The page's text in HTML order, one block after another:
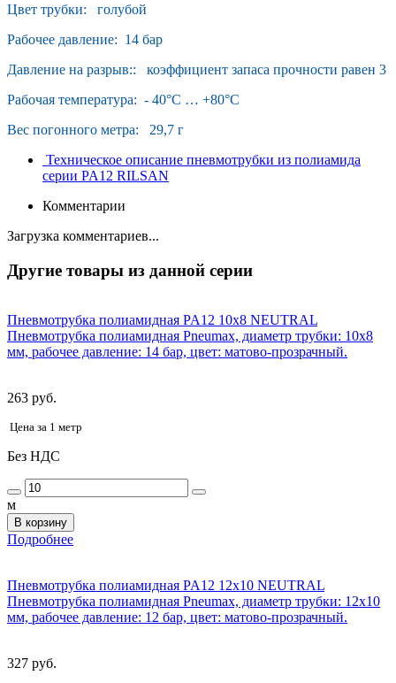
Цвет трубки: голубой
Рабочее давление: 14 бар
Давление на разрыв:: коэффициент запаса прочности равен 3
Рабочая температура: - 40°С … +80°С
Вес погонного метра: 29,7 г
Техническое описание пневмотрубки из полиамида
серии PA12 RILSAN
Комментарии
Загрузка комментариев...
Другие товары из данной серии
Пневмотрубка полиамидная PA12 10x8 NEUTRAL
Пневмотрубка полиамидная Pneumax, диаметр трубки: 10х8
мм, рабочее давление: 14 бар, цвет: матово-прозрачный.
263 руб.
Цена за 1 метр
Без НДС
м
В корзину
Подробнее
Пневмотрубка полиамидная PA12 12x10 NEUTRAL
Пневмотрубка полиамидная Pneumax, диаметр трубки: 12x10
мм, рабочее давление: 12 бар, цвет: матово-прозрачный.
327 руб.